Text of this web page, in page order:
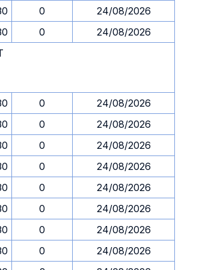
0
24/08/2026
0
24/08/2026
0
24/08/2026
0
24/08/2026
0
24/08/2026
0
24/08/2026
0
24/08/2026
0
24/08/2026
0
24/08/2026
0
24/08/2026